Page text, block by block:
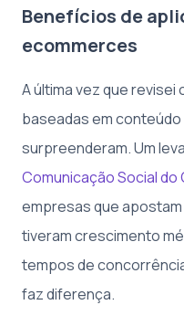
Benefícios de
ecommerces
A última vez que
baseadas em
surpreenderam. Um
Comunicação Social do
empresas que
tiveram crescimento
tempos de
faz diferença.